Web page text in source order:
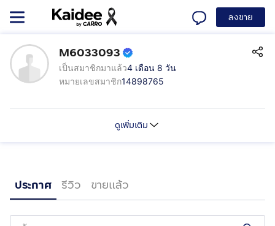
ลงขาย
M6033093
เป็นสมาชิกมาแล้ว4 เดือน 8 วัน
หมายเลขสมาชิก14898765
ดูเพิ่มเติม
ประกาศ รีวิว ขายแล้ว